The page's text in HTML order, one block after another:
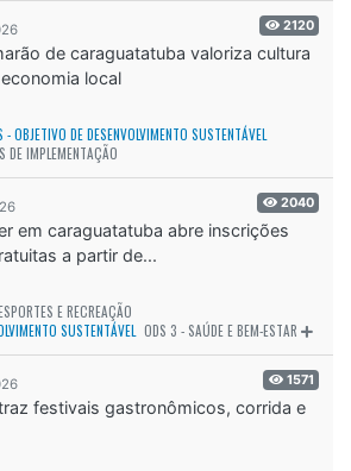
2120
de caraguatatuba valoriza cultura
local
- OBJETIVO DE DESENVOLVIMENTO SUSTENTÁVEL
DE IMPLEMENTAÇÃO
2040
em caraguatatuba abre inscrições
a partir de...
E RECREAÇÃO
SUSTENTÁVEL ODS 3 - SAÚDE E BEM-ESTAR
1571
festivais gastronômicos, corrida e